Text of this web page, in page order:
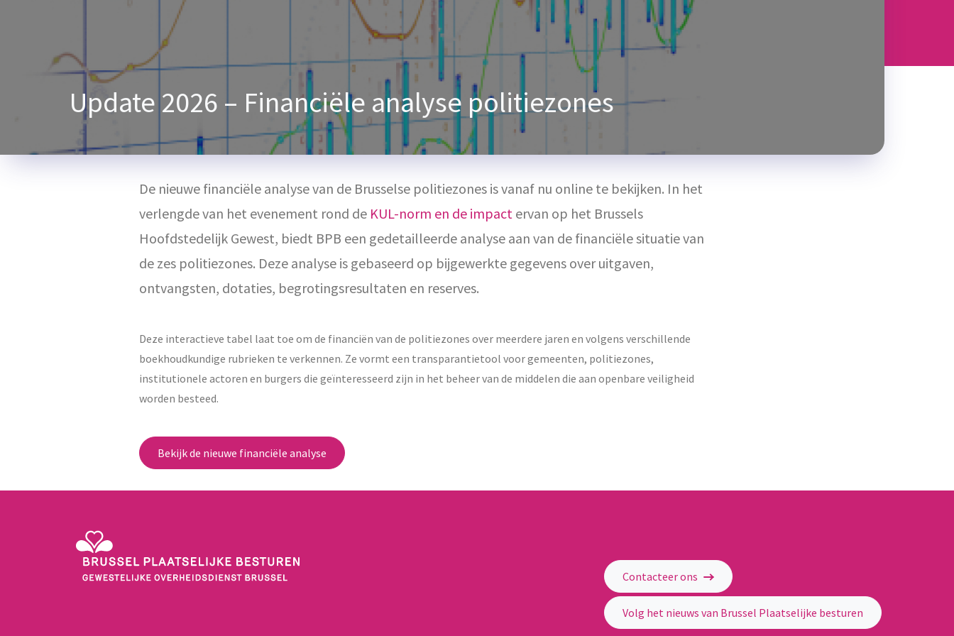
Update 2026 – Financiële analyse politiezones
De nieuwe financiële analyse van de Brusselse politiezones is vanaf nu online te bekijken. In het
verlengde van het evenement rond de KUL-norm en de impact ervan op het Brussels
Hoofdstedelijk Gewest, biedt BPB een gedetailleerde analyse aan van de financiële situatie van
de zes politiezones. Deze analyse is gebaseerd op bijgewerkte gegevens over uitgaven,
ontvangsten, dotaties, begrotingsresultaten en reserves.
Deze interactieve tabel laat toe om de financiën van de politiezones over meerdere jaren en volgens verschillende
boekhoudkundige rubrieken te verkennen. Ze vormt een transparantietool voor gemeenten, politiezones,
institutionele actoren en burgers die geïnteresseerd zijn in het beheer van de middelen die aan openbare veiligheid
worden besteed.
Bekijk de nieuwe financiële analyse
Contacteer ons
Volg het nieuws van Brussel Plaatselijke besturen